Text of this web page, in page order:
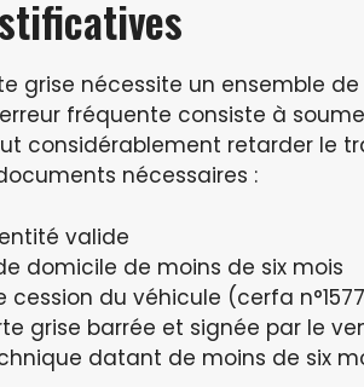
grise nécessite un ensemble de
fréquente consiste à
considérablement retarder le
nécessaires :
valide
domicile de moins de six mois
du véhicule (cerfa
grise barrée et signée par le
datant de moins de six